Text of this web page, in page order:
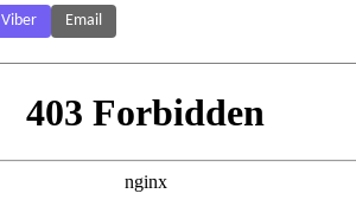
Viber Email